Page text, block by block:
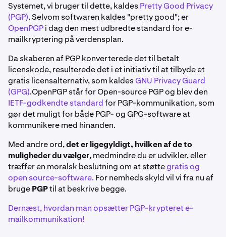
Systemet, vi bruger til dette, kaldesPretty Good Privacy
(PGP). Selvom softwaren kaldes "pretty good"; er
OpenPGPi dag den mest udbredte standard for e-
mailkryptering på verdensplan.
Da skaberen af PGP konverterede det til betalt
licenskode, resulterede det i et initiativ til at tilbyde et
gratis licensalternativ, som kaldesGNU Privacy Guard
(GPG).OpenPGP står for Open-source PGP og blev den
IETF-godkendte standardfor PGP-kommunikation, som
gør det muligt for både PGP- og GPG-software at
kommunikere med hinanden.
Med andre ord,det er ligegyldigt, hvilken af de to
muligheder du vælger, medmindre du er udvikler, eller
træffer en moralsk beslutning om at støttegratis og
open source-software. For nemheds skyld vil vi fra nu af
brugePGPtil at beskrive begge.
Dernæst, hvordan man opsætter PGP-krypteret e-
mailkommunikation!